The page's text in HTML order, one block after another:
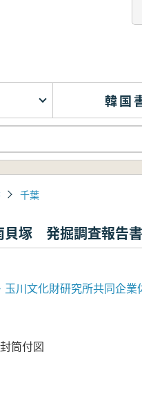
韓国
千葉
塚 発掘調査報告
玉川文化財研究所共同企業
筒付図